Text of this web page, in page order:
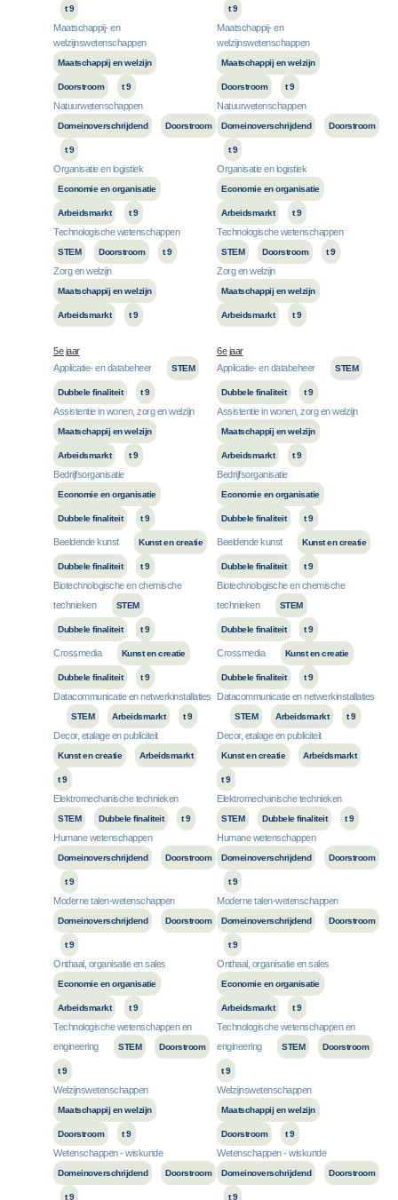
t 9
Maatschappij- en
welzijnswetenschappen
Maatschappij en welzijn
Doorstroom t 9
Natuurwetenschappen
Domeinoverschrijdend Doorstroom
t 9
Organisatie en logistiek
Economie en organisatie
Arbeidsmarkt t 9
Technologische wetenschappen
STEM Doorstroom t 9
Zorg en welzijn
Maatschappij en welzijn
Arbeidsmarkt t 9
t 9
Maatschappij- en
welzijnswetenschappen
Maatschappij en welzijn
Doorstroom t 9
Natuurwetenschappen
Domeinoverschrijdend Doorstroom
t 9
Organisatie en logistiek
Economie en organisatie
Arbeidsmarkt t 9
Technologische wetenschappen
STEM Doorstroom t 9
Zorg en welzijn
Maatschappij en welzijn
Arbeidsmarkt t 9
5e jaar
6e jaar
Applicatie- en databeheer
STEM
Dubbele finaliteit t 9
Assistentie in wonen, zorg en welzijn
Maatschappij en welzijn
Arbeidsmarkt t 9
Bedrijfsorganisatie
Economie en organisatie
Dubbele finaliteit t 9
Beeldende kunst Kunst en creatie
Dubbele finaliteit t 9
Biotechnologische en chemische
technieken
STEM
Dubbele finaliteit t 9
Crossmedia Kunst en creatie
Dubbele finaliteit t 9
Datacommunicatie en netwerkinstallaties
STEM Arbeidsmarkt t 9
Decor, etalage en publiciteit
Kunst en creatie Arbeidsmarkt
t 9
Elektromechanische technieken
STEM Dubbele finaliteit t 9
Humane wetenschappen
Domeinoverschrijdend Doorstroom
t 9
Moderne talen-wetenschappen
Domeinoverschrijdend Doorstroom
t 9
Onthaal, organisatie en sales
Economie en organisatie
Arbeidsmarkt t 9
Technologische wetenschappen en
engineering
STEM Doorstroom
t 9
Welzijnswetenschappen
Maatschappij en welzijn
Doorstroom t 9
Wetenschappen - wiskunde
Domeinoverschrijdend Doorstroom
t 9
Applicatie- en databeheer STEM
Dubbele finaliteit t 9
Assistentie in wonen, zorg en welzijn
Maatschappij en welzijn
Arbeidsmarkt t 9
Bedrijfsorganisatie
Economie en organisatie
Dubbele finaliteit t 9
Beeldende kunst Kunst en creatie
Dubbele finaliteit t 9
Biotechnologische en chemische
technieken
STEM
Dubbele finaliteit t 9
Crossmedia Kunst en creatie
Dubbele finaliteit t 9
Datacommunicatie en netwerkinstallaties
STEM Arbeidsmarkt t 9
Decor, etalage en publiciteit
Kunst en creatie Arbeidsmarkt
t 9
Elektromechanische technieken
STEM Dubbele finaliteit t 9
Humane wetenschappen
Domeinoverschrijdend Doorstroom
t 9
Moderne talen-wetenschappen
Domeinoverschrijdend Doorstroom
t 9
Onthaal, organisatie en sales
Economie en organisatie
Arbeidsmarkt t 9
Technologische wetenschappen en
engineering
STEM Doorstroom
t 9
Welzijnswetenschappen
Maatschappij en welzijn
Doorstroom t 9
Wetenschappen - wiskunde
Domeinoverschrijdend Doorstroom
t 9